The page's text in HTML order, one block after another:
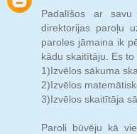
Padalīšos ar
direktorijas paroļu
paroles jāmaina ik
kādu skaitītāju. Es
1)Izvēlos sākuma
2)Izvēlos
3)Izvēlos skaitītāja
Paroli būvēju kā